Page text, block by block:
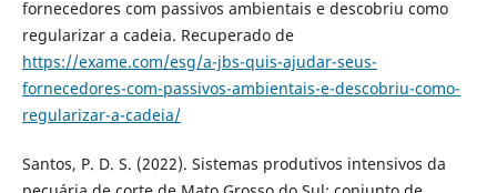
fornecedores com passivos ambientais e descobriu como
regularizar a cadeia. Recuperado de
https://exame.com/esg/a-jbs-quis-ajudar-seus-
fornecedores-com-passivos-ambientais-e-descobriu-como-
regularizar-a-cadeia/
Santos, P. D. S. (2022). Sistemas produtivos intensivos da